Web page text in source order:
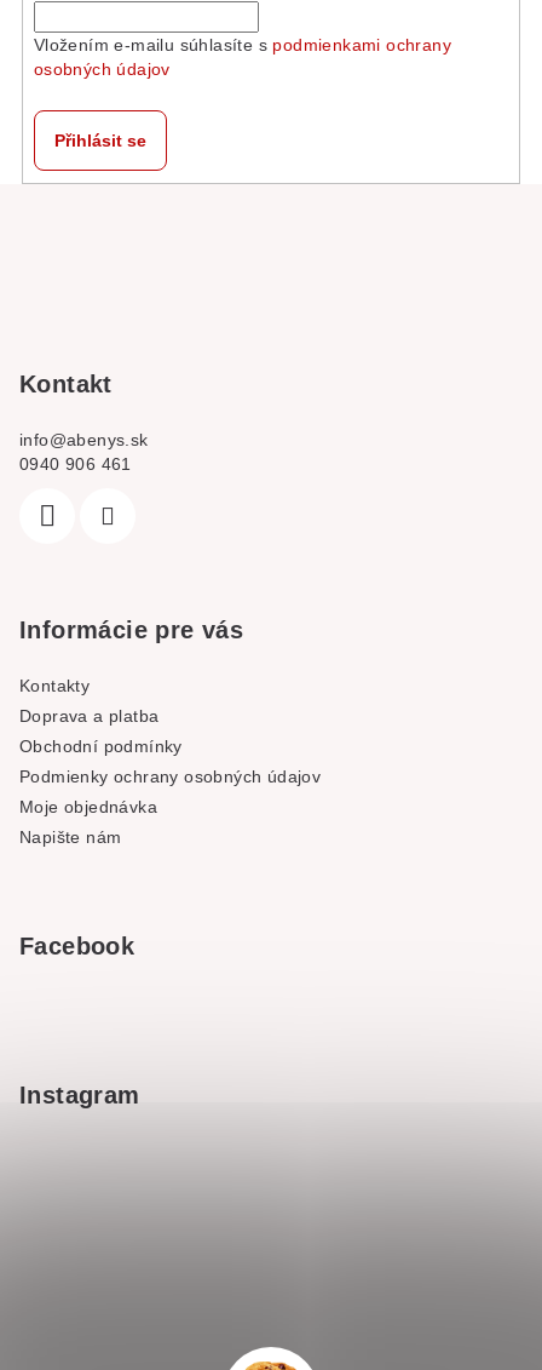
Vložením e-mailu súhlasíte s podmienkami ochrany
osobných údajov
Přihlásit se
Kontakt
info@abenys.sk
0940 906 461
Informácie pre vás
Kontakty
Doprava a platba
Obchodní podmínky
Podmienky ochrany osobných údajov
Moje objednávka
Napište nám
Facebook
Instagram